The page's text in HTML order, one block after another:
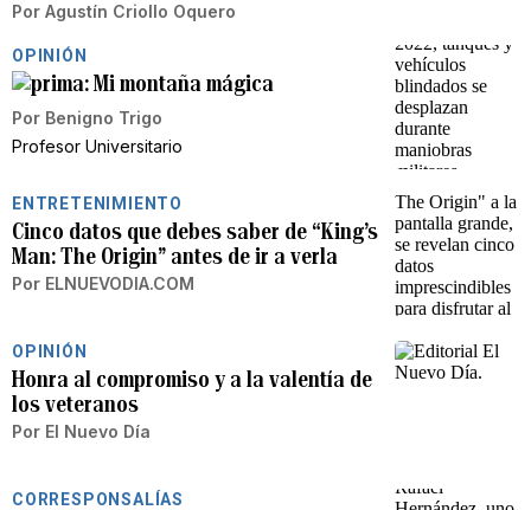
Por Agustín Criollo Oquero
OPINIÓN
Mi montaña mágica
Por Benigno Trigo
Profesor Universitario
ENTRETENIMIENTO
Cinco datos que debes saber de “King’s
Man: The Origin” antes de ir a verla
Por ELNUEVODIA.COM
OPINIÓN
Honra al compromiso y a la valentía de
los veteranos
Por El Nuevo Día
CORRESPONSALÍAS